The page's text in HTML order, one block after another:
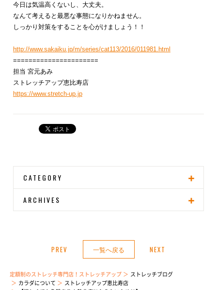
今日は気温高くないし、大丈夫。
なんて考えると最悪な事態になりかねません。
しっかり対策をすることを心がけましょう！！
http://www.sakaiku.jp/m/series/cat113/2016/011981.html
======================
担当 宮元あみ
ストレッチアップ恵比寿店
https://www.stretch-up.jp
CATEGORY
ARCHIVES
PREV 一覧へ戻る NEXT
定額制のストレッチ専門店！ストレッチアップ
ストレッチブログ
カラダについて
ストレッチアップ恵比寿店